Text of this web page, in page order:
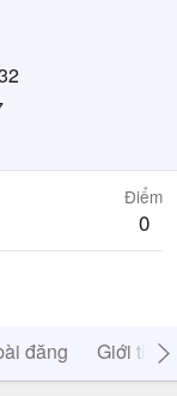
Điểm
0
đăng Giới thiệu